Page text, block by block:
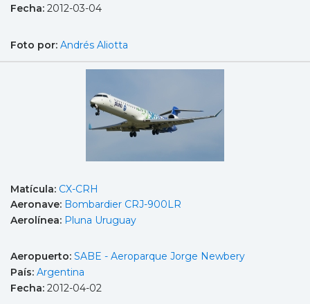
Fecha: 2012-03-04
Foto por: Andrés Aliotta
Matícula: CX-CRH
Aeronave: Bombardier CRJ-900LR
Aerolínea: Pluna Uruguay
Aeropuerto: SABE - Aeroparque Jorge Newbery
País: Argentina
Fecha: 2012-04-02